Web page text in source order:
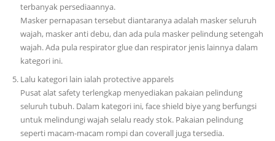
terbanyak persediaannya.
Masker pernapasan tersebut diantaranya adalah masker seluruh
wajah, masker anti debu, dan ada pula masker pelindung setengah
wajah. Ada pula respirator glue dan respirator jenis lainnya dalam
kategori ini.
Lalu kategori lain ialah protective apparels
Pusat alat safety terlengkap menyediakan pakaian pelindung
seluruh tubuh. Dalam kategori ini, face shield biye yang berfungsi
untuk melindungi wajah selalu ready stok. Pakaian pelindung
seperti macam-macam rompi dan coverall juga tersedia.